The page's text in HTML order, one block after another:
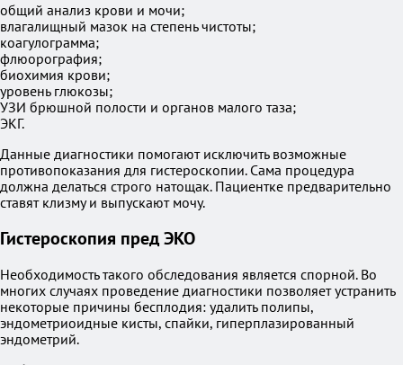
общий анализ крови и мочи;
влагалищный мазок на степень чистоты;
коагулограмма;
флюорография;
биохимия крови;
уровень глюкозы;
УЗИ брюшной полости и органов малого таза;
ЭКГ.
Данные диагностики помогают исключить возможные
противопоказания для гистероскопии. Сама процедура
должна делаться строго натощак. Пациентке предварительно
ставят клизму и выпускают мочу.
Гистероскопия пред ЭКО
Необходимость такого обследования является спорной. Во
многих случаях проведение диагностики позволяет устранить
некоторые причины бесплодия: удалить полипы,
эндометриоидные кисты, спайки, гиперплазированный
эндометрий.